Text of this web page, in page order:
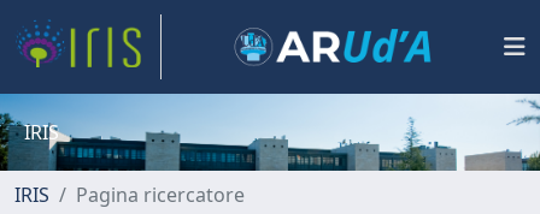
IRIS
IRIS Pagina ricercatore